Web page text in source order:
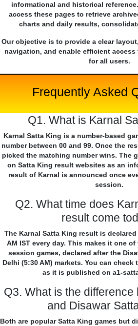
informational and historical
access these pages to retrieve
charts and daily results,
Our objective is to provide a clear
navigation, and enable efficient
for all users.
Frequently Asked
Q1. What is Karnal
Karnal Satta King is a number-based
number between 00 and 99. Once the
picked the matching number wins. The
on Satta King result websites as an
result of Karnal is announced once
session.
Q2. What time does
result come
The Karnal Satta King result is
AM IST every day. This makes it one
session games, declared after the
Delhi (5:30 AM) markets. You can
as it is published on a1-
Q3. What is the difference
and Disawar
Both are popular Satta King games but